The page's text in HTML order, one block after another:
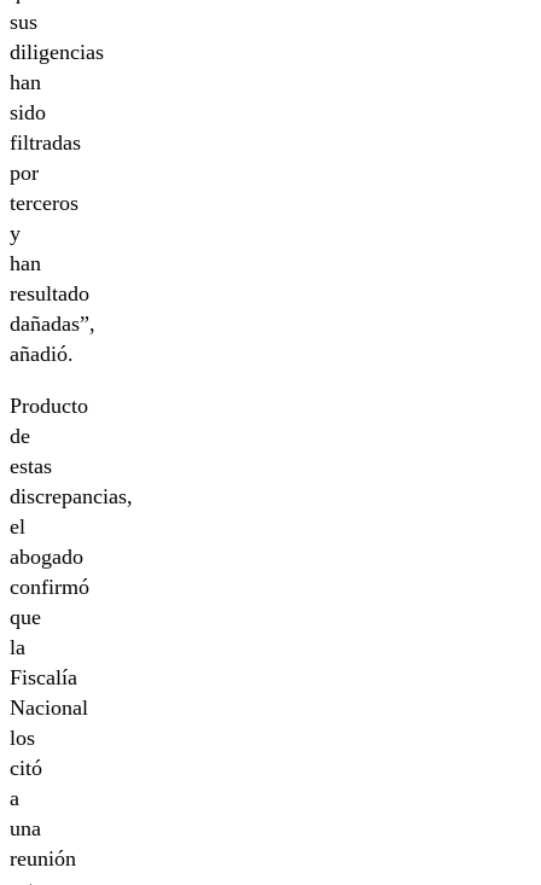
sus
diligencias
han
sido
filtradas
por
terceros
y
han
resultado
dañadas”,
añadió.
Producto
de
estas
discrepancias,
el
abogado
confirmó
que
la
Fiscalía
Nacional
los
citó
a
una
reunión